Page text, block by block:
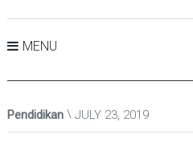
MENU
Pendidikan JULY 23, 2019